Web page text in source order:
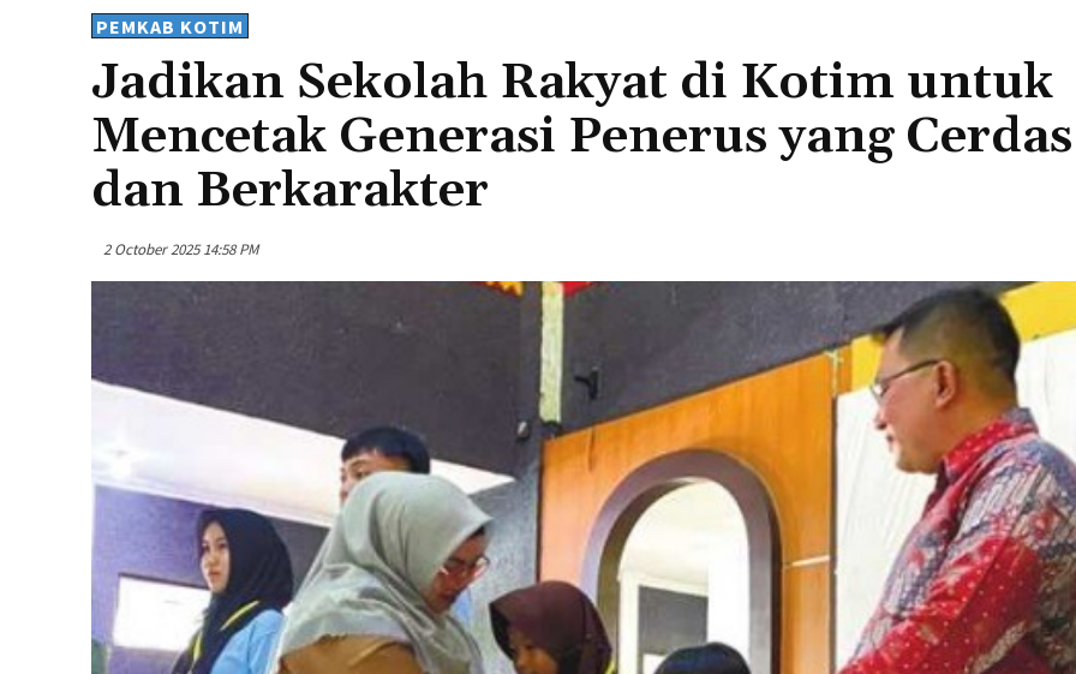
PEMKAB KOTIM
Jadikan Sekolah Rakyat di Kotim untuk
Mencetak Generasi Penerus yang Cerdas
dan Berkarakter
2 October 2025 14:58 PM